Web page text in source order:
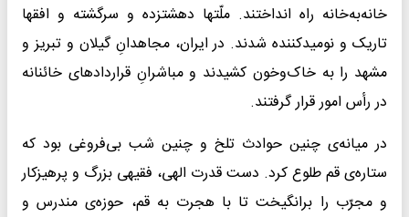
خانه‌به‌خانه راه انداختند. ملّتها دهشتزده و سرگشته و افقها
تاریک و نومیدکننده شدند. در ایران، مجاهدانِ گیلان و تبریز و
مشهد را به خاک‌وخون کشیدند و مباشرانِ قراردادهای خائنانه
در رأس امور قرار گرفتند.
در میانه‌ی چنین حوادث تلخ و چنین شب بی‌فروغی بود که
ستاره‌ی قم طلوع کرد. دست قدرت الهی، فقیهی بزرگ و پرهیزکار
و مجرّب را برانگیخت تا با هجرت به قم، حوزه‌ی مندرس و